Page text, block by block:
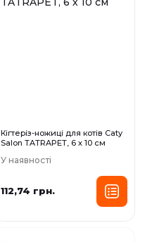
Кігтеріз-ножиці для котів Caty
Salon TATRAPET, 6 х 10 см
У наявності
112,74 грн.